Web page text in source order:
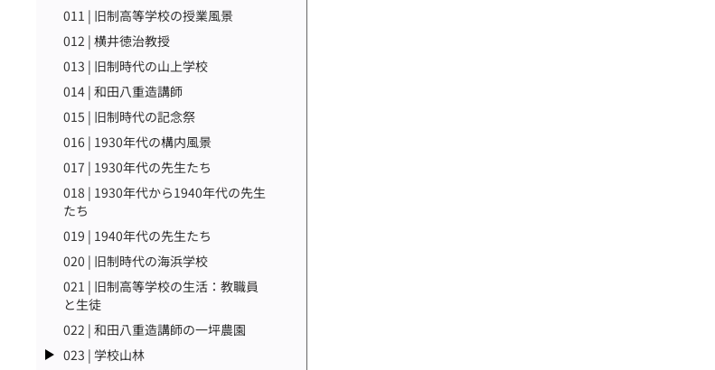
011 | 旧制高等学校の授業風景
012 | 横井徳治教授
013 | 旧制時代の山上学校
014 | 和田八重造講師
015 | 旧制時代の記念祭
016 | 1930年代の構内風景
017 | 1930年代の先生たち
018 | 1930年代から1940年代の先生
たち
019 | 1940年代の先生たち
020 | 旧制時代の海浜学校
021 | 旧制高等学校の生活：教職員
と生徒
022 | 和田八重造講師の一坪農園
023 | 学校山林